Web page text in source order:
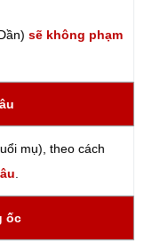
sẽ không phạm
mụ), theo cách
ốc